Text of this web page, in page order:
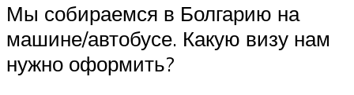
Мы собираемся в Болгарию на
машине/автобусе. Какую визу нам
нужно оформить?